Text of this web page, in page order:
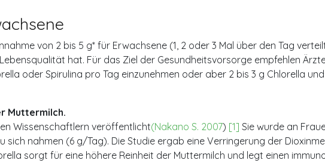
von 2 bis 5 g* für Erwachsene (1, 2 oder 3 Mal über den Tag
hat. Für das Ziel der Gesundheitsvorsorge empfehlen
oder Spirulina pro Tag einzunehmen oder aber 2 bis 3 g Chlorella
Muttermilch.
Wissenschaftlern veröffentlicht(Nakano S. 2007) [1] Sie wurde an
nahmen (6 g/Tag). Die Studie ergab eine Verringerung der
sorgt für eine höhere Reinheit der Muttermilch und legt einen